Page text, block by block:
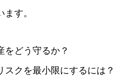
す。
をどう守るか？
スクを最小限にするには？